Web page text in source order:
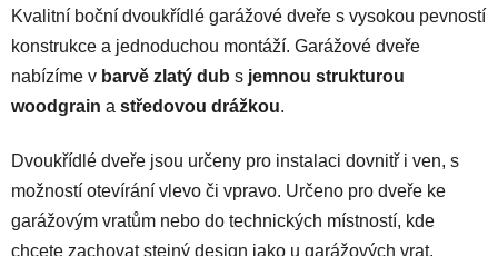
Kvalitní boční dvoukřídlé garážové dveře s vysokou pevností
konstrukce a jednoduchou montáží. Garážové dveře
nabízíme v barvě zlatý dub s jemnou strukturou
woodgrain a středovou drážkou.
Dvoukřídlé dveře jsou určeny pro instalaci dovnitř i ven, s
možností otevírání vlevo či vpravo. Určeno pro dveře ke
garážovým vratům nebo do technických místností, kde
chcete zachovat stejný design jako u garážových vrat.